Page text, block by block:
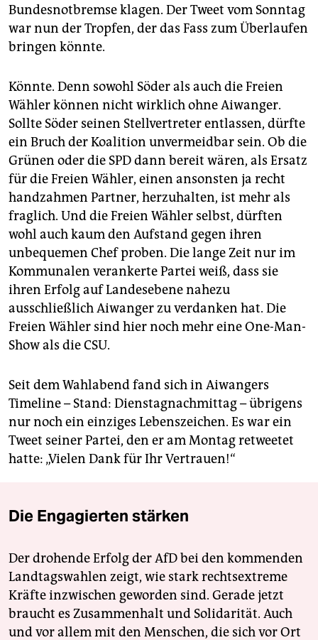
Bundesnotbremse klagen. Der Tweet vom Sonntag
war nun der Tropfen, der das Fass zum Überlaufen
bringen könnte.
Könnte. Denn sowohl Söder als auch die Freien
Wähler können nicht wirklich ohne Aiwanger.
Sollte Söder seinen Stellvertreter entlassen, dürfte
ein Bruch der Koalition unvermeidbar sein. Ob die
Grünen oder die SPD dann bereit wären, als Ersatz
für die Freien Wähler, einen ansonsten ja recht
handzahmen Partner, herzuhalten, ist mehr als
fraglich. Und die Freien Wähler selbst, dürften
wohl auch kaum den Aufstand gegen ihren
unbequemen Chef proben. Die lange Zeit nur im
Kommunalen verankerte Partei weiß, dass sie
ihren Erfolg auf Landesebene nahezu
ausschließlich Aiwanger zu verdanken hat. Die
Freien Wähler sind hier noch mehr eine One-Man-
Show als die CSU.
Seit dem Wahlabend fand sich in Aiwangers
Timeline – Stand: Dienstagnachmittag – übrigens
nur noch ein einziges Lebenszeichen. Es war ein
Tweet seiner Partei, den er am Montag retweetet
hatte: „Vielen Dank für Ihr Vertrauen!“
Die Engagierten stärken
Der drohende Erfolg der AfD bei den kommenden
Landtagswahlen zeigt, wie stark rechtsextreme
Kräfte inzwischen geworden sind. Gerade jetzt
braucht es Zusammenhalt und Solidarität. Auch
und vor allem mit den Menschen, die sich vor Ort